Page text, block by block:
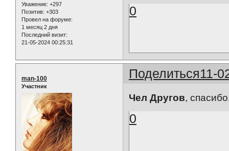
Уважение: +297
Позитив: +303
Провел на форуме:
1 месяц 2 дня
Последний визит:
21-05-2024 00:25:31
0
Поделиться11-
man-100
Участник
Чел Другов,
0